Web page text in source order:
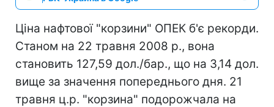
Ціна нафтової "корзини" ОПЕК б'є рекорди.
Станом на 22 травня 2008 р., вона
становить 127,59 дол./бар., що на 3,14 дол.
вище за значення попереднього дня. 21
травня ц.р. "корзина" подорожчала на